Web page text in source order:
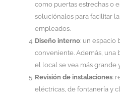
como puertas estrechas o
soluciónalos para facilitar
empleados.
Diseño interno: un espacio
conveniente. Además, una
el local se vea más grande
Revisión de instalaciones:
eléctricas, de fontanería y